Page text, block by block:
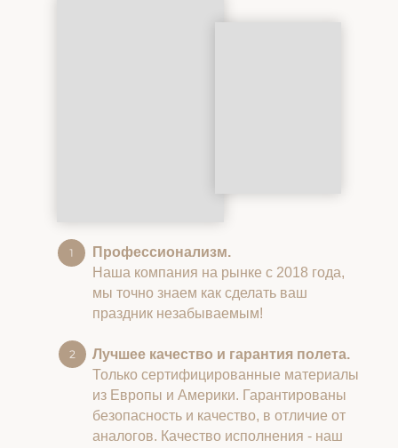
Профессионализм.
Наша компания на рынке с 2018 года,
мы точно знаем как сделать ваш
праздник незабываемым!
Лучшее качество и гарантия полета.
Только сертифицированные материалы
из Европы и Америки. Гарантированы
безопасность и качество, в отличие от
аналогов. Качество исполнения - наш